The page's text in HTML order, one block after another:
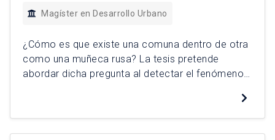
Magíster en Desarrollo Urbano
¿Cómo es que existe una comuna dentro de otra
como una muñeca rusa? La tesis pretende
abordar dicha pregunta al detectar el fenómeno
Metropolitana de Santiago cuya particularidad
radica en localizarse en una comuna distinta a la